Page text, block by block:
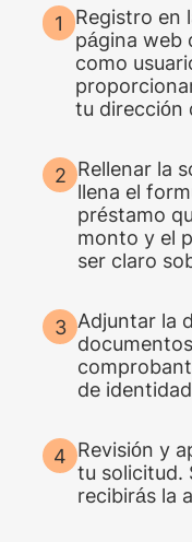
Registro en
página web
como
tu dirección
Rellenar la
llena el
préstamo
monto y el
ser claro
Adjuntar la
de
Revisión y
tu solicitud.
recibirás la